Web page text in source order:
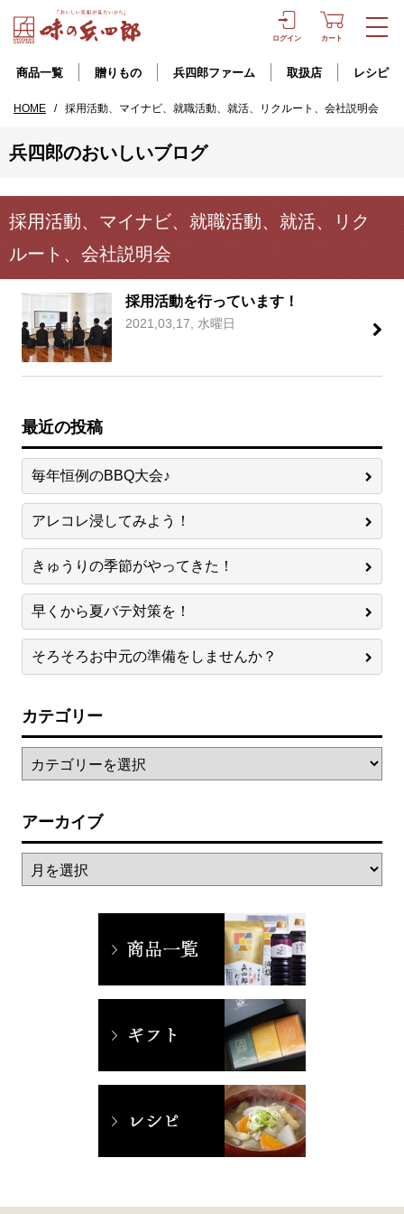
ログイン カート
商品一覧 贈りもの 兵四郎ファーム 取扱店 レシピ
HOME / 採用活動、マイナビ、就職活動、就活、リクルート、会社説明会
兵四郎のおいしいブログ
採用活動、マイナビ、就職活動、就活、リク
ルート、会社説明会
採用活動を行っています！
2021,03,17, 水曜日
最近の投稿
毎年恒例のBBQ大会♪
アレコレ浸してみよう！
きゅうりの季節がやってきた！
早くから夏バテ対策を！
そろそろお中元の準備をしませんか？
カテゴリー
アーカイブ